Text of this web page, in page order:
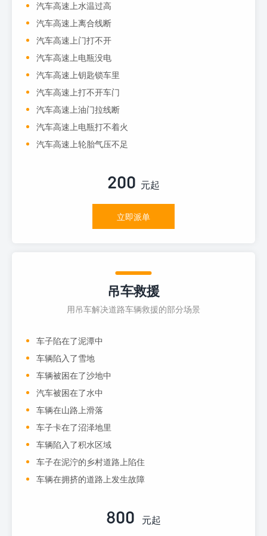
汽车高速上水温过高
汽车高速上离合线断
汽车高速上门打不开
汽车高速上电瓶没电
汽车高速上钥匙锁车里
汽车高速上打不开车门
汽车高速上油门拉线断
汽车高速上电瓶打不着火
汽车高速上轮胎气压不足
200 元起
立即派单
吊车救援
用吊车解决道路车辆救援的部分场景
车子陷在了泥潭中
车辆陷入了雪地
车辆被困在了沙地中
汽车被困在了水中
车辆在山路上滑落
车子卡在了沼泽地里
车辆陷入了积水区域
车子在泥泞的乡村道路上陷住
车辆在拥挤的道路上发生故障
800 元起